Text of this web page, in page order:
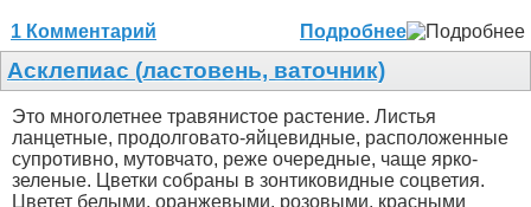
1 Комментарий Подробнее
Асклепиас (ластовень, ваточник)
Это многолетнее травянистое растение. Листья
ланцетные, продолговато-яйцевидные, расположенные
супротивно, мутовчато, реже очередные, чаще ярко-
зеленые. Цветки собраны в зонтиковидные соцветия.
Цветет белыми, оранжевыми, розовыми, красными